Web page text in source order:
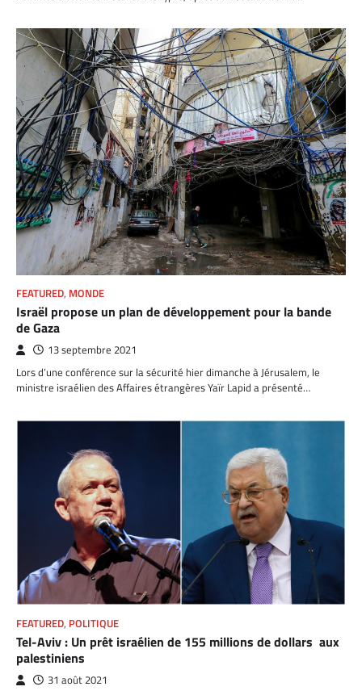
FEATURED, MONDE
Israël propose un plan de développement pour la bande
de Gaza
13 septembre 2021
Lors d’une conférence sur la sécurité hier dimanche à Jérusalem, le
ministre israélien des Affaires étrangères Yaïr Lapid a présenté…
FEATURED, POLITIQUE
Tel-Aviv : Un prêt israélien de 155 millions de dollars aux
palestiniens
31 août 2021